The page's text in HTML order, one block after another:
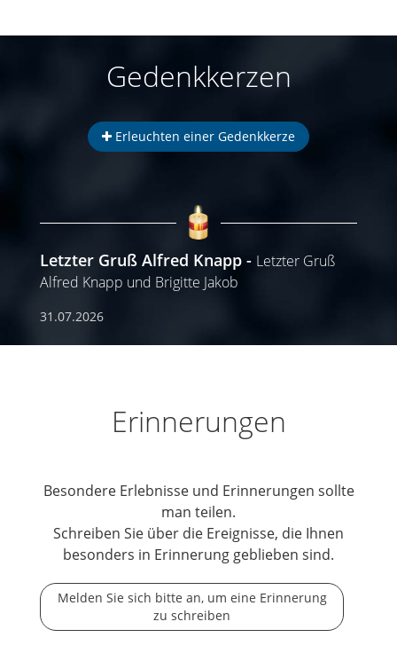
Gedenkkerzen
Erleuchten einer Gedenkkerze
Letzter Gruß Alfred Knapp
Letzter Gruß
Alfred Knapp und Brigitte Jakob
31.07.2026
Erinnerungen
Besondere Erlebnisse und Erinnerungen sollte
man teilen.
Schreiben Sie über die Ereignisse, die Ihnen
besonders in Erinnerung geblieben sind.
Melden Sie sich bitte an, um eine Erinnerung
zu schreiben